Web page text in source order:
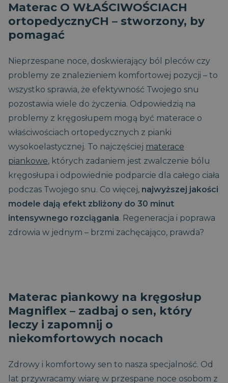
Materac O WŁAŚCIWOŚCIACH
ortopedycznyCH – stworzony, by
pomagać
Nieprzespane noce, doskwierający ból pleców czy
problemy ze znalezieniem komfortowej pozycji – to
wszystko sprawia, że efektywność Twojego snu
pozostawia wiele do życzenia. Odpowiedzią na
problemy z kręgosłupem mogą być materace o
właściwościach ortopedycznych z pianki
wysokoelastycznej. To najczęściej materace
piankowe, których zadaniem jest zwalczenie bólu
kręgosłupa i odpowiednie podparcie dla całego ciała
podczas Twojego snu. Co więcej, najwyższej jakości
modele dają efekt zbliżony do 30 minut
intensywnego rozciągania. Regeneracja i poprawa
zdrowia w jednym – brzmi zachęcająco, prawda?
Materac piankowy na kręgosłup
Magniflex – zadbaj o sen, który
leczy i zapomnij o
niekomfortowych nocach
Zdrowy i komfortowy sen to nasza specjalność. Od
lat przywracamy wiarę w przespane noce osobom z